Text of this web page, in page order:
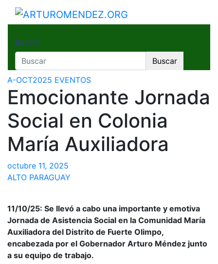
Saltar
ARTUROMENDEZ.ORG
Buscar
Buscar
A-OCT2025 EVENTOS
Emocionante Jornada
Social en Colonia
María Auxiliadora
octubre 11, 2025
ALTO PARAGUAY
11/10/25: Se llevó a cabo una importante y emotiva
Jornada de Asistencia Social en la Comunidad María
Auxiliadora del Distrito de Fuerte Olimpo,
encabezada por el Gobernador Arturo Méndez junto
a su equipo de trabajo.